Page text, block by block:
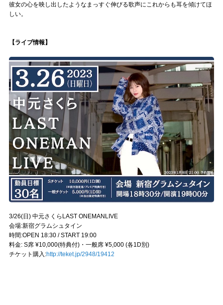
彼女の心を映し出したようなまっすぐ伸びる歌声にこれからも耳を傾けてほ
しい。
【ライブ情報】
3/26(日) 中元さくらLAST ONEMANLIVE
会場:新宿グラムシュタイン
時間:OPEN 18:30 / START 19:00
料金: S席 ¥10,000(特典付)・一般席 ¥5,000 (各1D別)
チケット購入:http://teket.jp/2948/19412